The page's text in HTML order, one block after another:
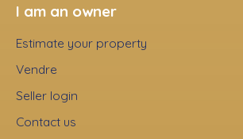
I am an owner
Estimate your property
Vendre
Seller login
Contact us